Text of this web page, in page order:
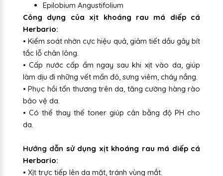
Epilobium Angustifolium
Công dụng của xịt khoáng rau má diếp cá
Herbario:
• Kiểm soát nhờn cực hiệu quả, giảm tiết dầu gây bít
tắc lỗ chân lông.
• Cấp nước cấp ẩm ngay sau khi xịt vào da, giúp
làm dịu đi những vết mẩn đỏ, sưng viêm, cháy nắng.
• Phục hồi tổn thương trên da, tăng cường hàng rào
bảo vệ da.
• Có thể thay thế toner giúp cân bằng độ PH cho
da.
Hướng dẫn sử dụng xịt khoáng rau má diếp cá
Herbario:
• Xịt trực tiếp lên da mặt, tránh vùng mắt.